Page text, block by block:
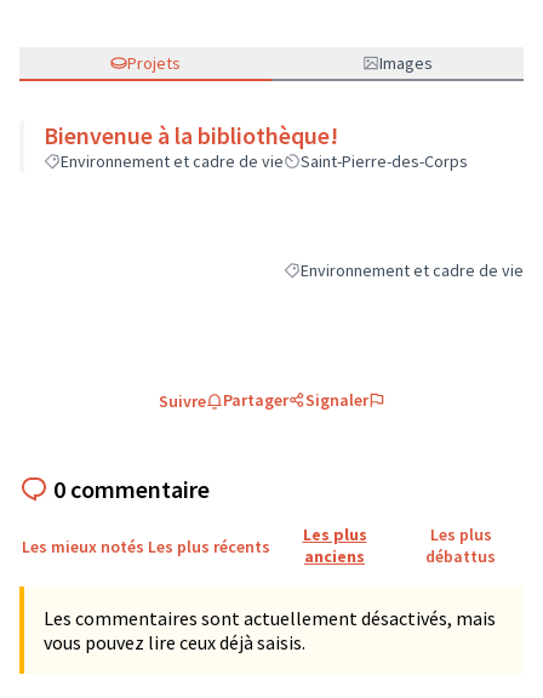
Projets Images
Bienvenue à la bibliothèque!
Environnement et cadre de vie Saint-Pierre-des-Corps
Filtrer les résultats de la catégorie
Environnement et cadre de vie
Suivre Partager Signaler
0 commentaire
Les mieux notés Les plus récents
Les plus
anciens
Les plus
débattus
Les commentaires sont actuellement désactivés, mais
vous pouvez lire ceux déjà saisis.